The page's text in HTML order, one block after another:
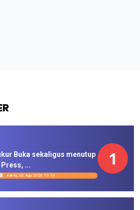
Buka sekaligus menutup
...
Kamis, 06 Agu 2026 19:18
1